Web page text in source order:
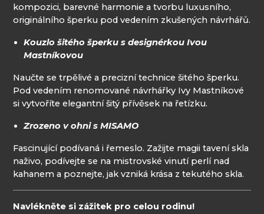
kompozici, barevné harmonie a tvorbu luxusního,
originálního šperku pod vedením zkušených návrhářů.
Kouzlo šitého šperku s designérkou Ivou
Mastníkovou
Naučte se trpělivé a precizní technice šitého šperku.
Pod vedením renomované návrhářky Ivy Mastníkové
si vytvoříte elegantní šitý přívěsek na řetízku.
Zrozeno v ohni s MISAMO
Fascinující podívaná i řemeslo. Zažijte magii tavení skla
naživo, podívejte se na mistrovské vinutí perlí nad
kahanem a poznejte, jak vzniká krása z tekutého skla.
Navlékněte si zážitek pro celou rodinu!